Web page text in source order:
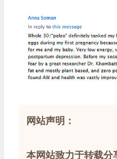
网站声明：
本网站致力于转载分